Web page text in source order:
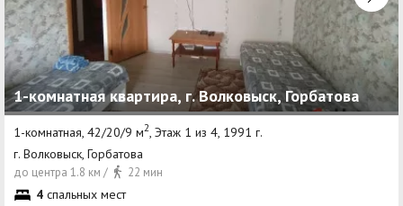
1-комнатная квартира, г. Волковыск, Горбатова
1-комнатная, 42/20/9 м2, Этаж 1 из 4, 1991 г.
г. Волковыск, Горбатова
до центра 1.8 км / 22 мин
4 спальных мест